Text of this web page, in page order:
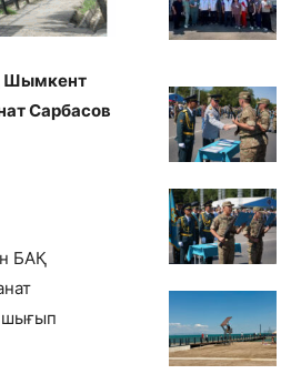
Шымкент
Сарбасов
БАҚ
шығып